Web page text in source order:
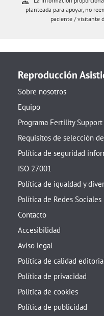
planteada para apoyar, no
paciente / visitante
Reproducción
Sobre nosotros
Equipo
Programa Fertility Support
Requisitos de selección
Política de seguridad
ISO 27001
Política de igualdad y
Política de Redes Sociales
Contacto
Accesibilidad
Aviso legal
Política de calidad
Política de privacidad
Política de cookies
Política de publicidad